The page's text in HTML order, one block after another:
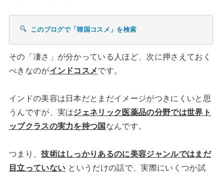
このブログで「韓国コスメ」を検索
その「凄さ」が分かっている人ほど、次に押さえておく
べきなのがインドコスメです。
インドの美容は日本だとまだイメージがつきにくいと思
うんですが、実はジェネリック医薬品の分野では世界ト
ップクラスの実力を持つ国 なんです。
つまり、技術はしっかりあるのに美容ジャンルではまだ
目立っていない というだけの話で、実際にいくつか試